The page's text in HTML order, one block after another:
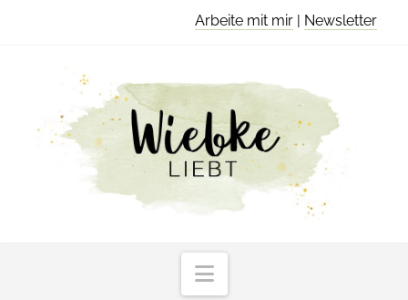
Arbeite mit mir | Newsletter
Navigation